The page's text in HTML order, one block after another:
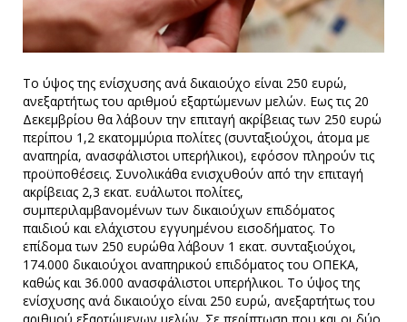
Το ύψος της ενίσχυσης ανά δικαιούχο είναι 250 ευρώ,
ανεξαρτήτως του αριθμού εξαρτώμενων μελών. Εως τις 20
Δεκεμβρίου θα λάβουν την επιταγή ακρίβειας των 250 ευρώ
περίπου 1,2 εκατομμύρια πολίτες (συνταξιούχοι, άτομα με
αναπηρία, ανασφάλιστοι υπερήλικοι), εφόσον πληρούν τις
προϋποθέσεις. Συνολικάθα ενισχυθούν από την επιταγή
ακρίβειας 2,3 εκατ. ευάλωτοι πολίτες,
συμπεριλαμβανομένων των δικαιούχων επιδόματος
παιδιού και ελάχιστου εγγυημένου εισοδήματος. Το
επίδομα των 250 ευρώθα λάβουν 1 εκατ. συνταξιούχοι,
174.000 δικαιούχοι αναπηρικού επιδόματος του ΟΠΕΚΑ,
καθώς και 36.000 ανασφάλιστοι υπερήλικοι. Το ύψος της
ενίσχυσης ανά δικαιούχο είναι 250 ευρώ, ανεξαρτήτως του